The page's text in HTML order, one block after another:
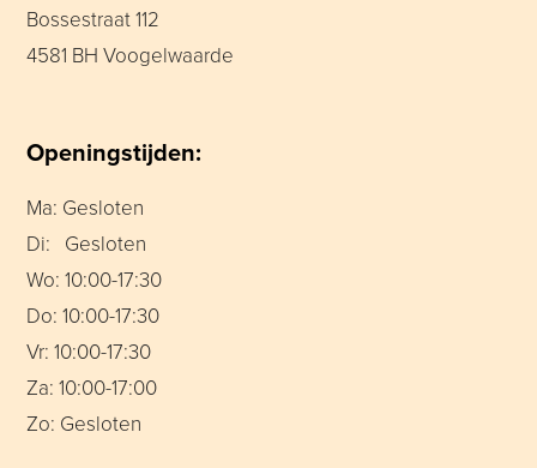
Bossestraat 112
4581 BH Voogelwaarde
Openingstijden:
Ma: Gesloten
Di: Gesloten
Wo: 10:00-17:30
Do: 10:00-17:30
Vr: 10:00-17:30
Za: 10:00-17:00
Zo: Gesloten